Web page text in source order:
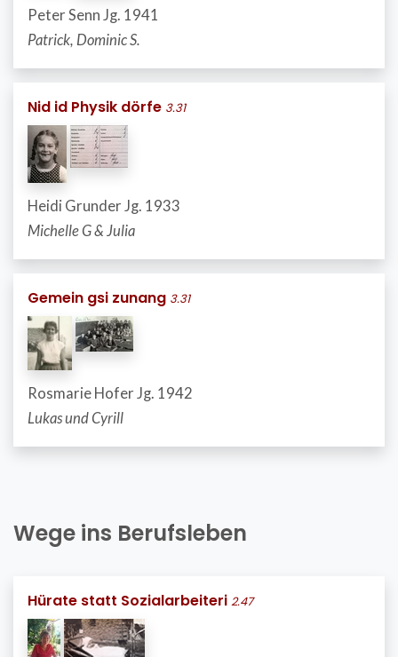
Peter Senn Jg. 1941
Patrick, Dominic S.
Nid id Physik dörfe 3.31
Heidi Grunder Jg. 1933
Michelle G & Julia
Gemein gsi zunang 3.31
Rosmarie Hofer Jg. 1942
Lukas und Cyrill
Wege ins Berufsleben
Hürate statt Sozialarbeiteri 2.47